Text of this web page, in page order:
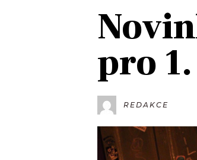
ČLÁNKY
HUDBA
ROZHOVORY
#NEBUDUDOMA
KALENDÁŘ
KVÍZY
PODCASTY
pro
REDAKCE